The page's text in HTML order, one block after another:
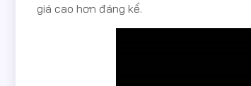
giá cao hơn đáng kể.